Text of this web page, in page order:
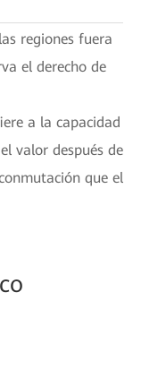
regiones fuera
el derecho de
a la capacidad
valor después de
que el